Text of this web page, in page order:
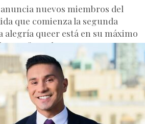
nuevos miembros del
que comienza la segunda
alegría queer está en su máximo
confirmado que...